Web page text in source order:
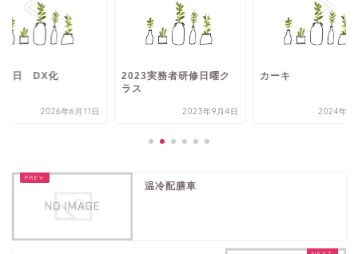
日 DX化
2026年6月11日
2023実務者研修日曜ク
ラス
2023年9月4日
カーキ
2024年11
温冷配膳車